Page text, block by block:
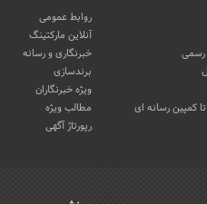
رسمی
تا کمپین رسانه ای
روابط عمومی
آنلاین مارکتینگ
خبرنگاری و رسانه
برندسازی
ویژه خبرنگاران
مطالب ویژه
رپورتاژ آگهی